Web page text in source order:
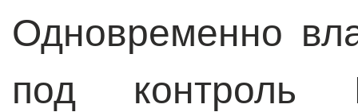
Одновременно
под контроль